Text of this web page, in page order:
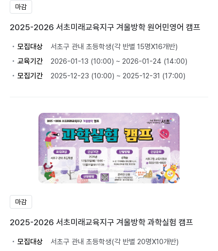
마감
2025-2026 서초미래교육지구 겨울방학 원어민영어 캠프
모집대상
서초구 관내 초등학생(각 반별 15명X16개반)
교육기간
2026-01-13 (10:00) ~ 2026-01-24 (14:00)
모집기간
2025-12-23 (10:00) ~ 2025-12-31 (17:00)
마감
2025-2026 서초미래교육지구 겨울방학 과학실험 캠프
모집대상
서초구 관내 초등학생(각 반별 20명X10개반)